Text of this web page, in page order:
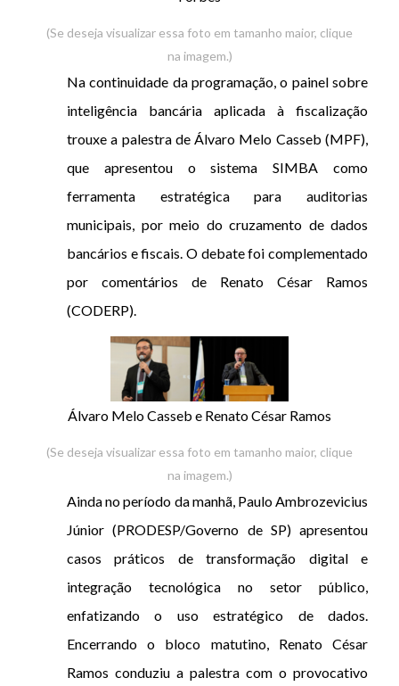
(Se deseja visualizar essa foto em tamanho maior, clique
na imagem.)
Na continuidade da programação, o painel sobre
inteligência bancária aplicada à fiscalização
trouxe a palestra de Álvaro Melo Casseb (MPF),
que apresentou o sistema SIMBA como
ferramenta estratégica para auditorias
municipais, por meio do cruzamento de dados
bancários e fiscais. O debate foi complementado
por comentários de Renato César Ramos
(CODERP).
Álvaro Melo Casseb e Renato César Ramos
(Se deseja visualizar essa foto em tamanho maior, clique
na imagem.)
Ainda no período da manhã, Paulo Ambrozevicius
Júnior (PRODESP/Governo de SP) apresentou
casos práticos de transformação digital e
integração tecnológica no setor público,
enfatizando o uso estratégico de dados.
Encerrando o bloco matutino, Renato César
Ramos conduziu a palestra com o provocativo